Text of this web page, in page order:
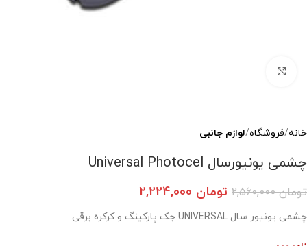
خانه فروشگاه لوازم جانبی
چشمی یونیورسال Universal Photocel
تومان2,560,000 تومان
چشمی یونیور سال UNIVERSAL جک پارکینگ و کرکره برقی